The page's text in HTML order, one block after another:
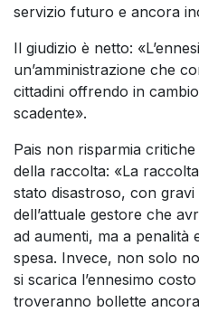
servizio futuro e ancora
Il giudizio è netto:
un’amministrazione che
cittadini offrendo in
scadente».
Pais non risparmia
della raccolta: «La
stato disastroso, con
dell’attuale gestore che
ad aumenti, ma a penalità
spesa. Invece, non solo
si scarica l’ennesimo
troveranno bollette